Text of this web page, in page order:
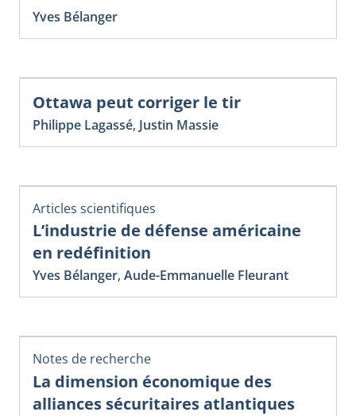
Yves Bélanger
Ottawa peut corriger le tir
Philippe Lagassé, Justin Massie
Articles scientifiques
L’industrie de défense américaine
en redéfinition
Yves Bélanger, Aude-Emmanuelle Fleurant
Notes de recherche
La dimension économique des
alliances sécuritaires atlantiques